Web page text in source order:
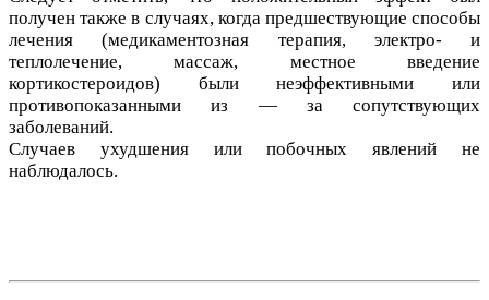
получен также в случаях, когда предшествующие способы
лечения (медикаментозная терапия, электро- и
теплолечение, массаж, местное введение
кортикостероидов) были неэффективными или
противопоказанными из — за сопутствующих
заболеваний.
Случаев ухудшения или побочных явлений не
наблюдалось.